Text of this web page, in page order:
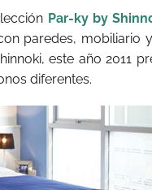
Par-ky by
paredes, mobiliario
este año 2011
diferentes.